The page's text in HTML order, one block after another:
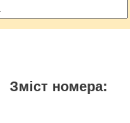
Зміст номера: